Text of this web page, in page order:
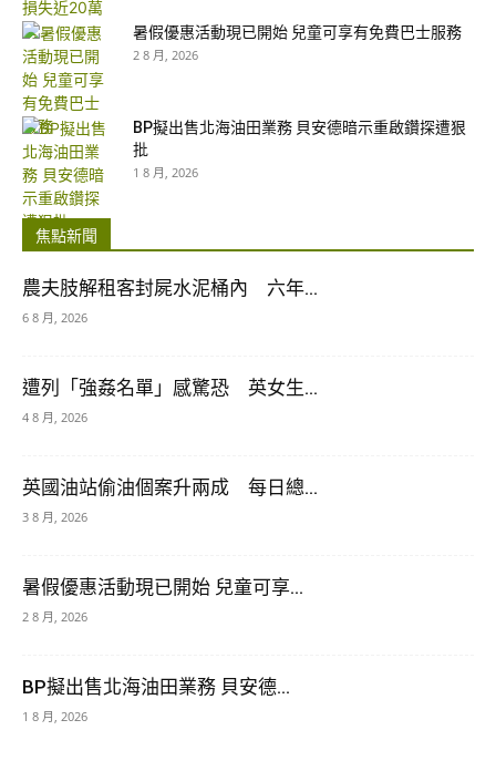
暑假優惠活動現已開始 兒童可享有免費巴士服務
2 8 月, 2026
BP擬出售北海油田業務 貝安德暗示重啟鑽探遭狠
批
1 8 月, 2026
焦點新聞
農夫肢解租客封屍水泥桶內 六年...
6 8 月, 2026
遭列「強姦名單」感驚恐 英女生...
4 8 月, 2026
英國油站偷油個案升兩成 每日總...
3 8 月, 2026
暑假優惠活動現已開始 兒童可享...
2 8 月, 2026
BP擬出售北海油田業務 貝安德...
1 8 月, 2026